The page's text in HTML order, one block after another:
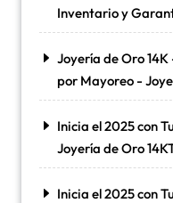
Inventario y
Joyería de Oro
por Mayoreo -
Inicia el 2025 con
Joyería de Oro
Inicia el 2025 con